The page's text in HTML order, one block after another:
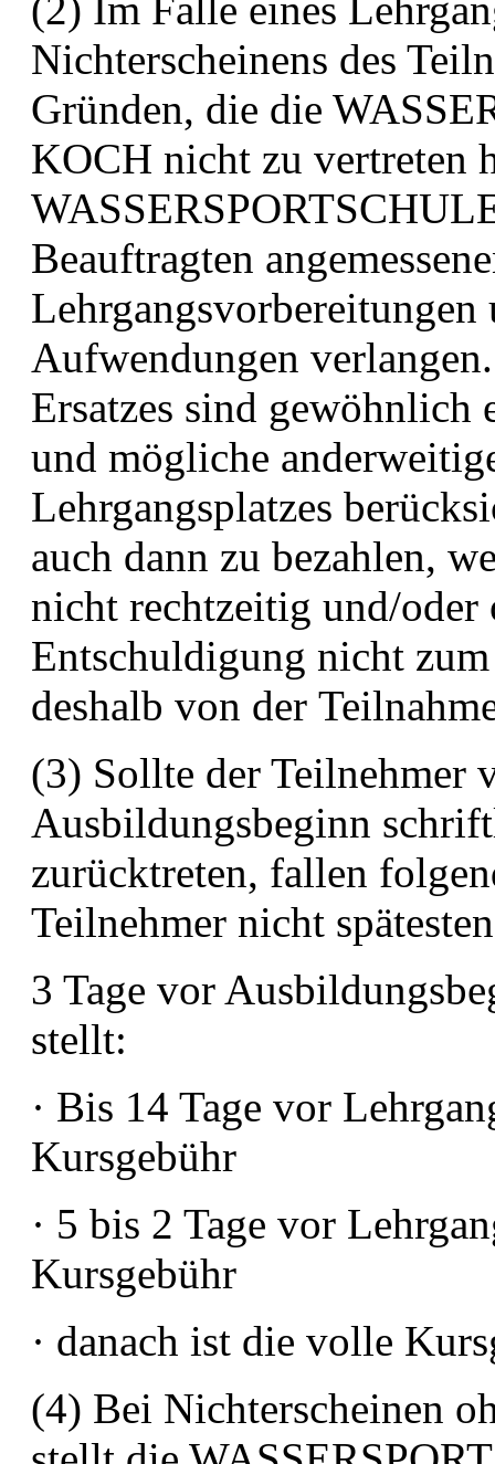
Nichterscheinens des
Gründen, die die
KOCH nicht zu vertreten
Beauftragten
Aufwendungen
Ersatzes sind gewöhnlich
und mögliche
Lehrgangsplatzes
auch dann zu bezahlen,
nicht rechtzeitig und/
Entschuldigung nicht
deshalb von der
(3) Sollte der Teilnehmer
Ausbildungsbeginn
zurücktreten, fallen
Teilnehmer nicht
3 Tage vor
stellt:
· Bis 14 Tage vor
Kursgebühr
· 5 bis 2 Tage vor
Kursgebühr
· danach ist die volle
(4) Bei Nichterscheinen